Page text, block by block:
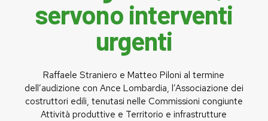
servono interventi
urgenti
Raffaele Straniero e Matteo Piloni al termine
dell’audizione con Ance Lombardia, l’Associazione dei
costruttori edili, tenutasi nelle Commissioni congiunte
Attività produttive e Territorio e infrastrutture